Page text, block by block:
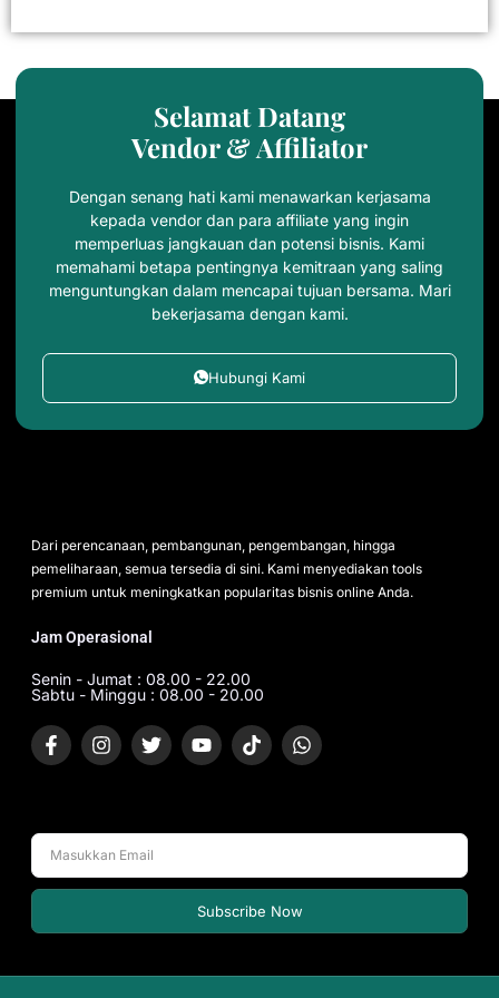
Selamat Datang
Vendor & Affiliator
Dengan senang hati kami menawarkan kerjasama
kepada vendor dan para affiliate yang ingin
memperluas jangkauan dan potensi bisnis. Kami
memahami betapa pentingnya kemitraan yang saling
menguntungkan dalam mencapai tujuan bersama. Mari
bekerjasama dengan kami.
Hubungi Kami
Dari perencanaan, pembangunan, pengembangan, hingga
pemeliharaan, semua tersedia di sini. Kami menyediakan tools
premium untuk meningkatkan popularitas bisnis online Anda.
Jam Operasional
Senin - Jumat : 08.00 - 22.00
Sabtu - Minggu : 08.00 - 20.00
Subscribe Now